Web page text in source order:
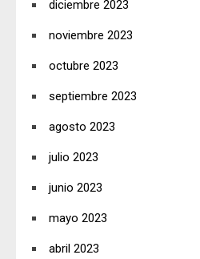
diciembre 2023
noviembre 2023
octubre 2023
septiembre 2023
agosto 2023
julio 2023
junio 2023
mayo 2023
abril 2023